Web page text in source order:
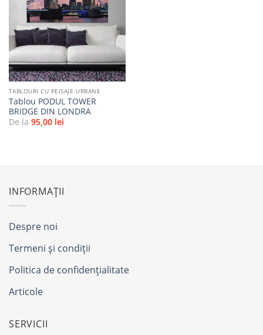
Adaugă
la
favorite
TABLOURI CU PEISAJE URBANE
Tablou PODUL TOWER
BRIDGE DIN LONDRA
De la 95,00 lei
INFORMAȚII
Despre noi
Termeni și condiții
Politica de confidențialitate
Articole
SERVICII